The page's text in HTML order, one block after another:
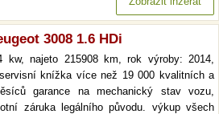
3008 1.6 HDi
kw, najeto 215908 km, rok výroby: 2014,
knížka více než 19 000 kvalitních a
garance na mechanický stav vozu,
záruka legálního původu. výkup všech